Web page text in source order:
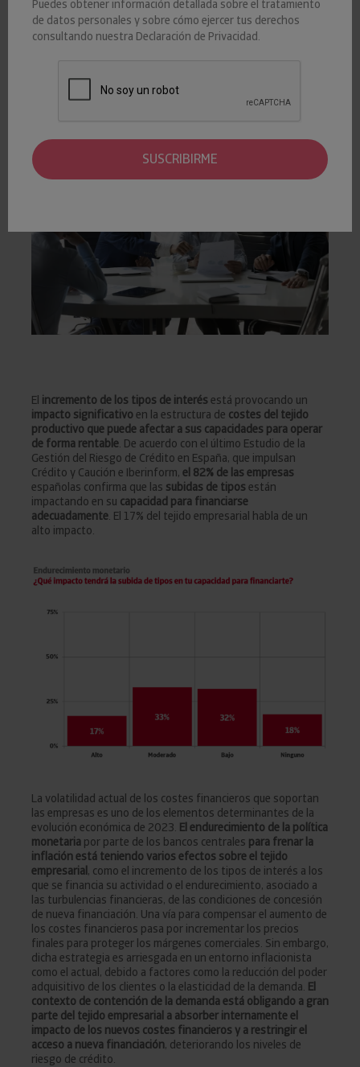
Iberinform y Crédito y Caución
ESTUDIOS
financiarse por el endurecimiento de la política monetaria.
Puedes obtener información detallada sobre el tratamiento
de datos personales y sobre cómo ejercer tus derechos
consultando nuestra Declaración de Privacidad.
SUSCRIBIRME
El incremento de los tipos de interés está provocando un
impacto significativo en la estructura de costes del tejido
productivo que puede afectar a sus capacidades para operar
de forma rentable. De acuerdo con el último Estudio de la
Gestión del Riesgo de Crédito en España, que impulsan
Crédito y Caución e Iberinform, el 82% de las empresas
españolas confirma que las subidas de tipos están
impactando en su capacidad para financiarse
adecuadamente. El 17% del tejido empresarial habla de un
alto impacto.
La volatilidad actual de los costes financieros que soportan
las empresas es uno de los elementos determinantes de la
evolución económica de 2023. El endurecimiento de la política
monetaria por parte de los bancos centrales para frenar la
inflación está teniendo varios efectos sobre el tejido
empresarial , como el incremento de los tipos de interés a los
que se financia su actividad o el endurecimiento, asociado a
las turbulencias financieras, de las condiciones de concesión
de nueva financiación. Una vía para compensar el aumento de
los costes financieros pasa por incrementar los precios
finales para proteger los márgenes comerciales. Sin embargo,
dicha estrategia es arriesgada en un entorno inflacionista
como el actual, debido a factores como la reducción del poder
adquisitivo de los clientes o la elasticidad de la demanda. El
contexto de contención de la demanda está obligando a gran
parte del tejido empresarial a absorber internamente el
impacto de los nuevos costes financieros y a restringir el
acceso a nueva financiación, deteriorando los niveles de
riesgo de crédito.